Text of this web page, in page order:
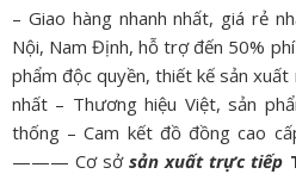
– Giao hàng nhanh nhất, giá rẻ
Nội, Nam Định, hỗ trợ đến 50%
phẩm độc quyền, thiết kế sản
nhất – Thương hiệu Việt, sản
thống – Cam kết đồ đồng cao
——— Cơ sởsản xuất trực tiếp